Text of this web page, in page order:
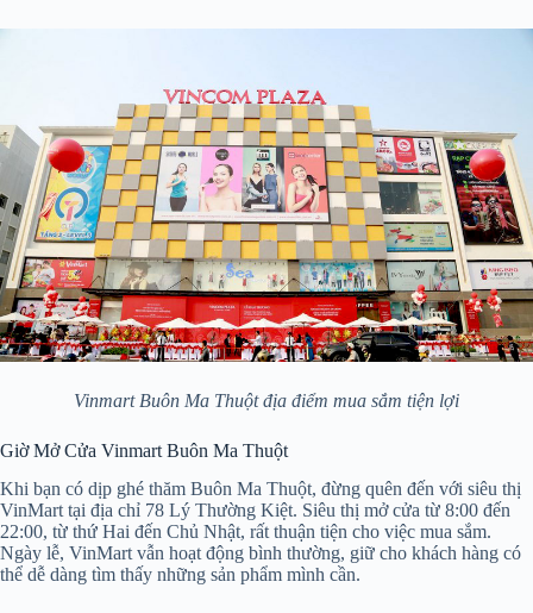
Vinmart Buôn Ma Thuột địa điểm mua sắm tiện lợi
Giờ Mở Cửa Vinmart Buôn Ma Thuột
Khi bạn có dịp ghé thăm Buôn Ma Thuột, đừng quên đến với siêu thị
VinMart tại địa chỉ 78 Lý Thường Kiệt. Siêu thị mở cửa từ 8:00 đến
22:00, từ thứ Hai đến Chủ Nhật, rất thuận tiện cho việc mua sắm.
Ngày lễ, VinMart vẫn hoạt động bình thường, giữ cho khách hàng có
thể dễ dàng tìm thấy những sản phẩm mình cần.